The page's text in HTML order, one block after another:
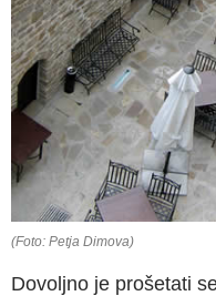
(Foto: Petja Dimova)
Dovoljno je prošetati